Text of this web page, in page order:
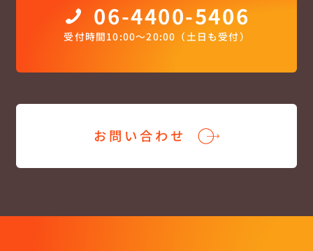
06-4400-5406
受付時間10:00〜20:00（土日も受付）
お問い合わせ